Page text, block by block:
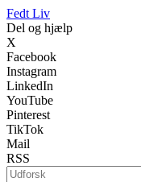
Fedt Liv
Del og hjælp
X
Facebook
Instagram
LinkedIn
YouTube
Pinterest
TikTok
Mail
RSS